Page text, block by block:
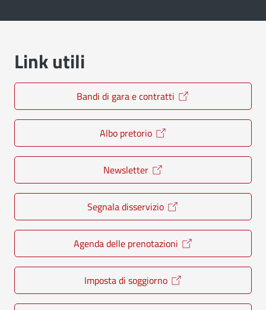
Link utili
Bandi di gara e contratti
Albo pretorio
Newsletter
Segnala disservizio
Agenda delle prenotazioni
Imposta di soggiorno